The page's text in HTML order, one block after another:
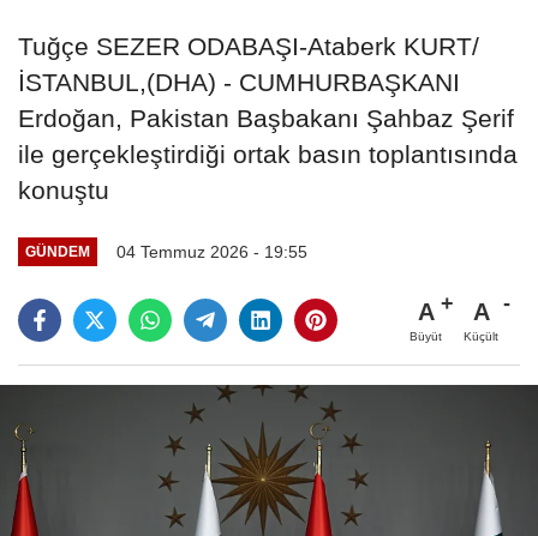
Tuğçe SEZER ODABAŞI-Ataberk KURT/
İSTANBUL,(DHA) - CUMHURBAŞKANI
Erdoğan, Pakistan Başbakanı Şahbaz Şerif
ile gerçekleştirdiği ortak basın toplantısında
konuştu
GÜNDEM 04 Temmuz 2026 - 19:55
A
Büyüt
A
Küçült